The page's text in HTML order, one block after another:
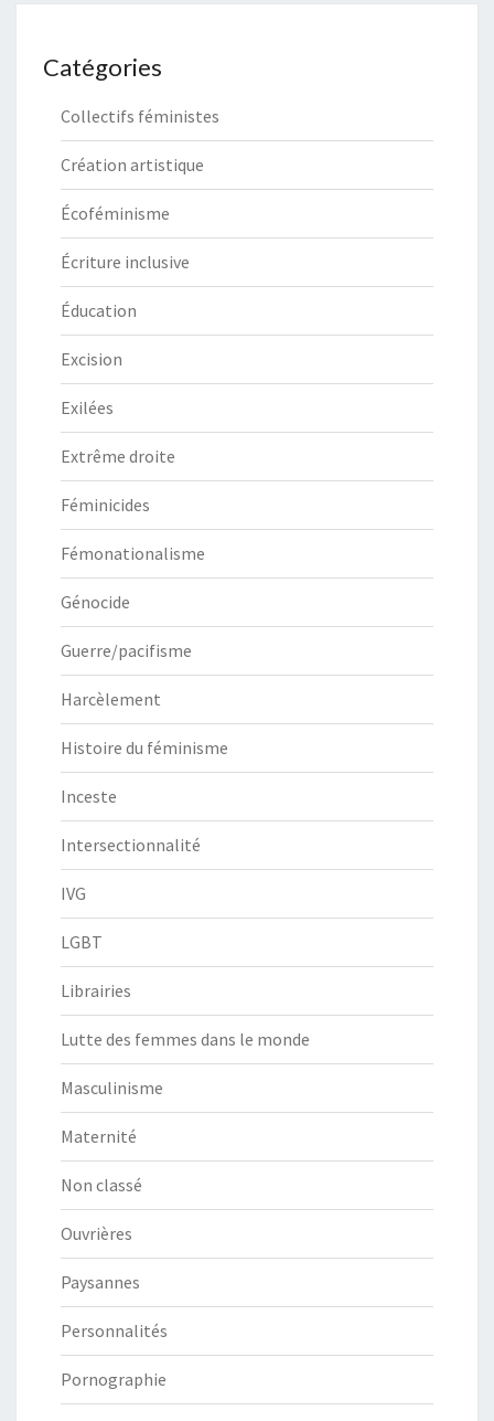
Catégories
Collectifs féministes
Création artistique
Écoféminisme
Écriture inclusive
Éducation
Excision
Exilées
Extrême droite
Féminicides
Fémonationalisme
Génocide
Guerre/pacifisme
Harcèlement
Histoire du féminisme
Inceste
Intersectionnalité
IVG
LGBT
Librairies
Lutte des femmes dans le monde
Masculinisme
Maternité
Non classé
Ouvrières
Paysannes
Personnalités
Pornographie